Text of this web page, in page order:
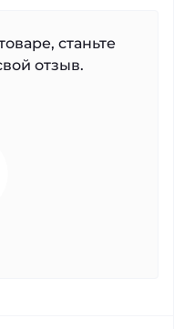
станьте
отзыв.